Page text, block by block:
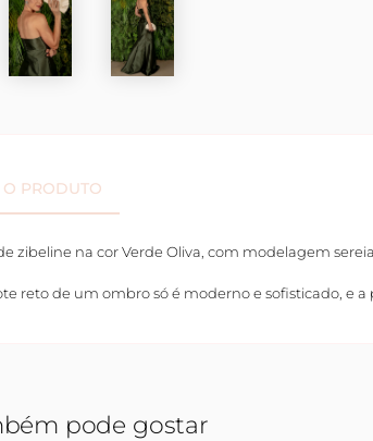
O PRODUTO
zibeline na cor Verde Oliva, com modelagem
reto de um ombro só é moderno e sofisticado, e
pode gostar